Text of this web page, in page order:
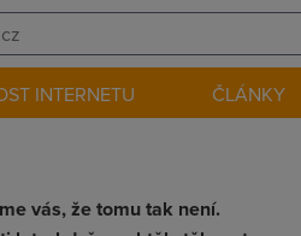
INTERNETU ČLÁNKY
vás, že tomu tak není.